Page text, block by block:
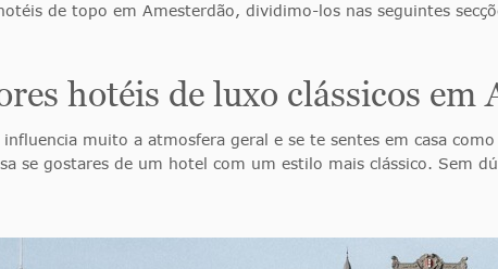
de topo em Amesterdão, dividimo-los nas seguintes
hotéis de luxo clássicos em
muito a atmosfera geral e se te sentes em casa
se gostares de um hotel com um estilo mais clássico. Sem